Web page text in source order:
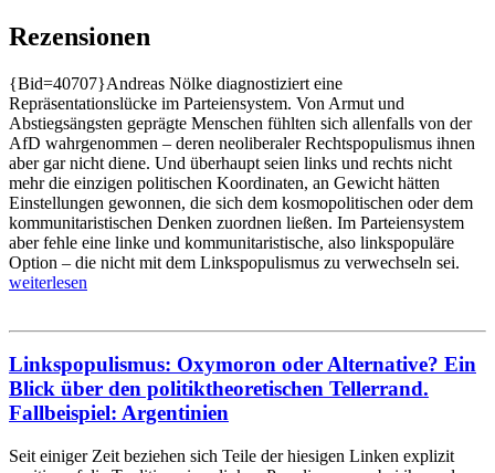
Rezensionen
{Bid=40707}Andreas Nölke diagnostiziert eine
Repräsentationslücke im Parteiensystem. Von Armut und
Abstiegsängsten geprägte Menschen fühlten sich allenfalls von der
AfD wahrgenommen – deren neoliberaler Rechtspopulismus ihnen
aber gar nicht diene. Und überhaupt seien links und rechts nicht
mehr die einzigen politischen Koordinaten, an Gewicht hätten
Einstellungen gewonnen, die sich dem kosmopolitischen oder dem
kommunitaristischen Denken zuordnen ließen. Im Parteiensystem
aber fehle eine linke und kommunitaristische, also linkspopuläre
Option – die nicht mit dem Linkspopulismus zu verwechseln sei.
weiterlesen
Linkspopulismus: Oxymoron oder Alternative? Ein
Blick über den politiktheoretischen Tellerrand.
Fallbeispiel: Argentinien
Seit einiger Zeit beziehen sich Teile der hiesigen Linken explizit